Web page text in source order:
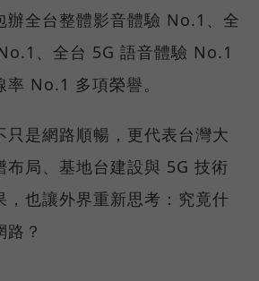
辦全台整體影音體驗 No.1、全
、全台 5G 語音體驗 No.1
No.1 多項榮譽。
只是網路順暢，更代表台灣大
布局、基地台建設與 5G 技術
，也讓外界重新思考：究竟什
？